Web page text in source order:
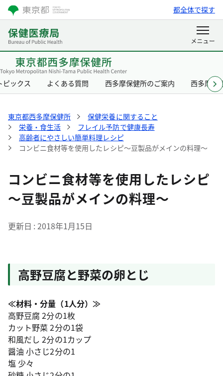
都全体で探す
ピックス よくある質問 西多摩保健所のご案内 西多摩保
東京都西多摩保健所
保健栄養に関すること
栄養・食生活
フレイル予防で健康長寿
高齢者にやさしい簡単料理レシピ
コンビニ食材等を使用したレシピ～豆製品がメインの料理～
コンビニ食材等を使用したレシピ
～豆製品がメインの料理～
更新日 2018年1月15日
高野豆腐と野菜の卵とじ
≪材料・分量（1人分）≫
高野豆腐 2分の1枚
カット野菜 2分の1袋
和風だし 2分の1カップ
醤油 小さじ2分の1
塩 少々